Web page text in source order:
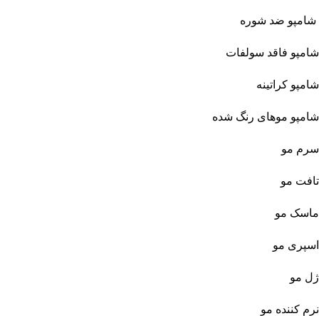
شامپو ضد شوره
شامپو فاقد سولفات
شامپو کراتینه
شامپو موهای رنگ شده
سرم مو
تافت مو
ماسک مو
اسپری مو
ژل مو
نرم کننده مو